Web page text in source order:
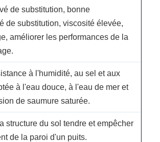
de substitution, bonne
de substitution, viscosité élevée,
améliorer les performances de la
à l'humidité, au sel et aux
à l'eau douce, à l'eau de mer et
de saumure saturée.
structure du sol tendre et empêcher
de la paroi d'un puits.